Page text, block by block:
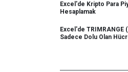
Excel'de Kripto Para
Hesaplamak
Excel'de TRIMRANGE
Sadece Dolu Olan